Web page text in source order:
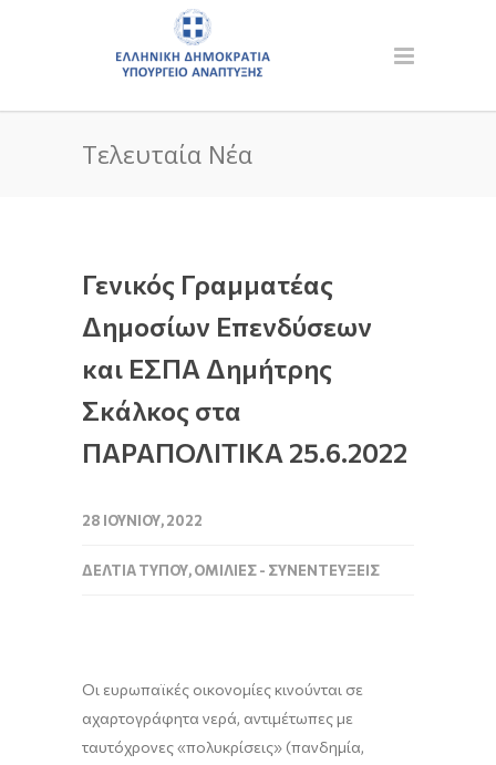
Τελευταία Νέα
Γενικός Γραμματέας
Δημοσίων Επενδύσεων
και ΕΣΠΑ Δημήτρης
Σκάλκος στα
ΠΑΡΑΠΟΛΙΤΙΚΑ 25.6.2022
28 ΙΟΥΝΊΟΥ, 2022
ΔΕΛΤΊΑ ΤΎΠΟΥ,ΟΜΙΛΊΕΣ - ΣΥΝΕΝΤΕΎΞΕΙΣ
Οι ευρωπαϊκές οικονομίες κινούνται σε
αχαρτογράφητα νερά, αντιμέτωπες με
ταυτόχρονες «πολυκρίσεις» (πανδημία,